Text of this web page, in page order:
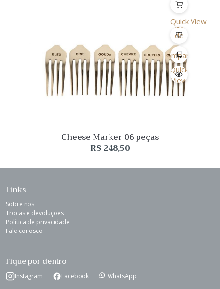
Quick View
Lista
de
Desejo
Comparar
Quick
View
Cheese Marker 06 peças
R$248,50
Links
Sobre nós
Trocas e devoluções
Política de privacidade
Fale conosco
Fique por dentro
Instagram Facebook WhatsApp